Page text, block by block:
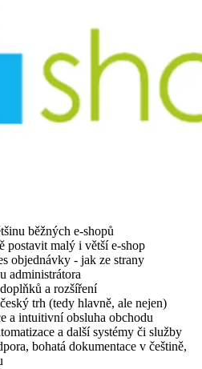
běžných e-shopů
postavit malý i větší e-shop
objednávky - jak ze strany
administrátora
a rozšíření
trh (tedy hlavně, ale nejen)
a intuitivní obsluha obchodu
a další systémy či služby
bohatá dokumentace v češtině,